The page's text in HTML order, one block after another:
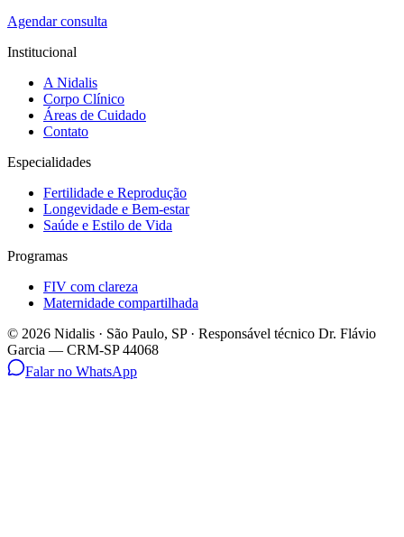
Agendar consulta
Institucional
A Nidalis
Corpo Clínico
Áreas de Cuidado
Contato
Especialidades
Fertilidade e Reprodução
Longevidade e Bem-estar
Saúde e Estilo de Vida
Programas
FIV com clareza
Maternidade compartilhada
© 2026 Nidalis · São Paulo, SP · Responsável técnico Dr. Flávio
Garcia — CRM-SP 44068
Falar no WhatsApp